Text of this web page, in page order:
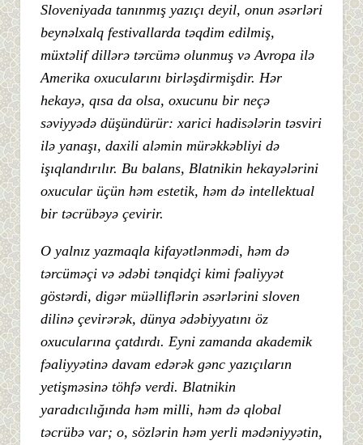
Sloveniyada tanınmış yazıçı deyil, onun əsərləri
beynəlxalq festivallarda təqdim edilmiş,
müxtəlif dillərə tərcümə olunmuş və Avropa ilə
Amerika oxucularını birləşdirmişdir. Hər
hekayə, qısa da olsa, oxucunu bir neçə
səviyyədə düşündürür: xarici hadisələrin təsviri
ilə yanaşı, daxili aləmin mürəkkəbliyi də
işıqlandırılır. Bu balans, Blatnikin hekayələrini
oxucular üçün həm estetik, həm də intellektual
bir təcrübəyə çevirir.
O yalnız yazmaqla kifayətlənmədi, həm də
tərcüməçi və ədəbi tənqidçi kimi fəaliyyət
göstərdi, digər müəlliflərin əsərlərini sloven
dilinə çevirərək, dünya ədəbiyyatını öz
oxucularına çatdırdı. Eyni zamanda akademik
fəaliyyətinə davam edərək gənc yazıçıların
yetişməsinə töhfə verdi. Blatnikin
yaradıcılığında həm milli, həm də qlobal
təcrübə var; o, sözlərin həm yerli mədəniyyətin,